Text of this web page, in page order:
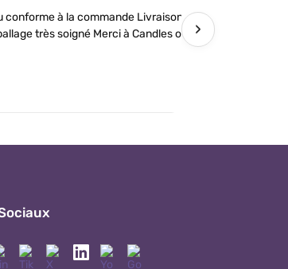
conforme à la commande Livraison
très soigné Merci à Candles of
›